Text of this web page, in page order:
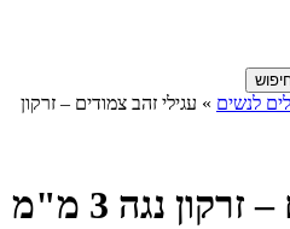
לנשים » עגילי זהב צמודים – זרקון
נגה 3 מ"מ